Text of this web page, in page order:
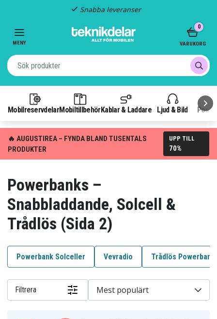
Fast frakt: 29 kr
MENY
MobilreservdelarMobiltillbehör Kablar & Laddare Ljud & Bild
0
VARUKORG
🔥 AUGUSTIREA – FYNDA BLAND TUSENTALS
PRODUKTER
UPP TILL
70%
Powerbanks –
Snabbladdande, Solcell &
Trådlös (Sida 2)
Powerbank Solceller Vevradio Trådlös Powerbank
Filtrera Mest populärt